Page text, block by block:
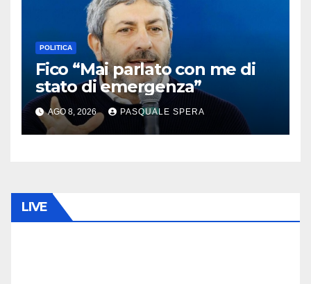
POLITICA
Fico “Mai parlato con me di
stato di emergenza”
AGO 8, 2026 PASQUALE SPERA
LIVE